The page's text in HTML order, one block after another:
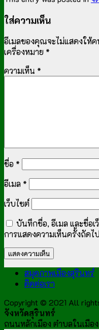
ใส่ความเห็น
อีเมลของคุณจะไม่แสดงให้
เครื่องหมาย *
ความเห็น *
ชื่อ *
อีเมล *
เว็บไซต์
บันทึกชื่อ, อีเมล และชื่อ
การแสดงความเห็นครั้งถัดไป
สมุดภาพเมืองสุรินทร์
ติดต่อเรา
Copyright © 2021 All
จังหวัดสุรินทร์
ถนนหลักเมือง ตำบลในเมือ